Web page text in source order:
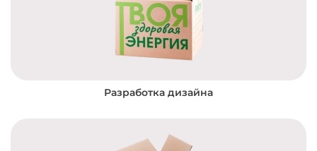
Разработка дизайна